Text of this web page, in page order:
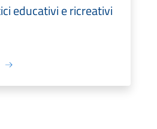
educativi e ricreativi